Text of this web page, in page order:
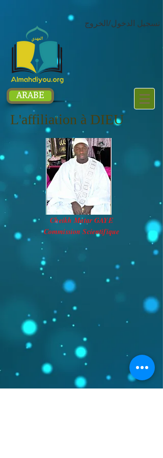
تسجيل الدخول/الخروج
ARABE
L'affiliation à DIEU
Cheikh Matar GAYE
Commission Scientifique